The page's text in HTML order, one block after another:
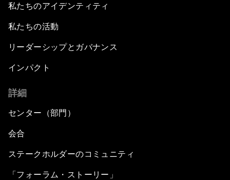
私たちのアイデンティティ
私たちの活動
リーダーシップとガバナンス
インパクト
詳細
センター（部門）
会合
ステークホルダーのコミュニティ
「フォーラム・ストーリー」